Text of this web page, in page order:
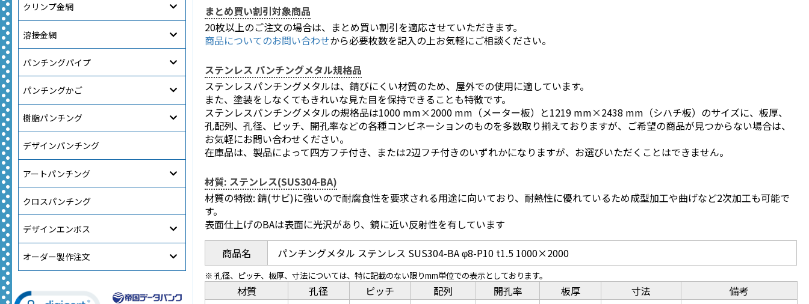
クリンプ金網
溶接金網
パンチングパイプ
パンチングかご
樹脂パンチング
デザインパンチング
アートパンチング
クロスパンチング
デザインエンボス
オーダー製作注文
まとめ買い割引対象商品
20枚以上のご注文の場合は、まとめ買い割引を適応させていただきます。
商品についてのお問い合わせから必要枚数を記入の上お気軽にご相談ください。
ステンレス パンチングメタル規格品
ステンレスパンチングメタルは、錆びにくい材質のため、屋外での使用に適しています。
また、塗装をしなくてもきれいな見た目を保持できることも特徴です。
ステンレスパンチングメタルの規格品は1000 mm×2000 mm（メーター板）と1219 mm×2438 mm（シハチ板）のサイズに、板厚、
孔配列、孔径、ピッチ、開孔率などの各種コンビネーションのものを多数取り揃えておりますが、ご希望の商品が見つからない場合は、
お気軽にお問い合わせください。
在庫品は、製品によって四方フチ付き、または2辺フチ付きのいずれかになりますが、お選びいただくことはできません。
材質: ステンレス(SUS304-BA)
材質の特徴: 錆(サビ)に強いので耐腐食性を要求される用途に向いており、耐熱性に優れているため成型加工や曲げなど2次加工も可能で
す。
表面仕上げのBAは表面に光沢があり、鏡に近い反射性を有しています
商品名
パンチングメタル ステンレス SUS304-BA φ8-P10 t1.5 1000×2000
※ 孔径、ピッチ、板厚、寸法については、特に記載のない限りmm単位での表示としております。
材質
孔径
ピッチ
配列
開孔率
板厚
寸法
備考